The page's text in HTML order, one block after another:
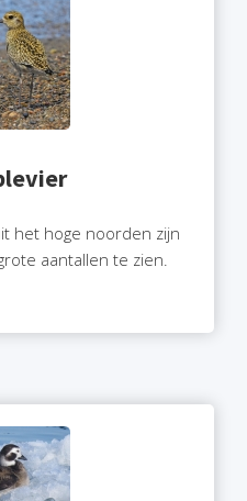
het hoge noorden zijn
aantallen te zien.